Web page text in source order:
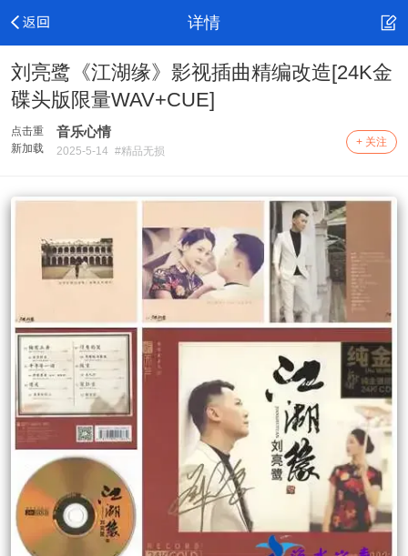
详情
刘亮鹭《江湖缘》影视插曲精编改造[24K金
碟头版限量WAV+CUE]
点击重
新加载
音乐心情
2025-5-14 #精品无损
+ 关注